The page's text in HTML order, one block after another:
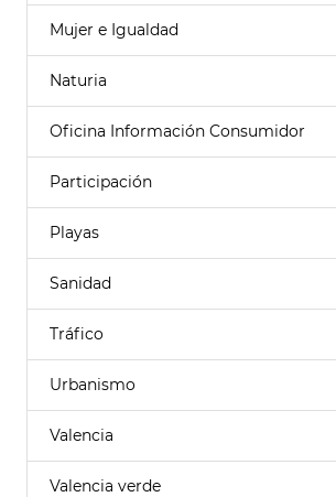
Mujer e Igualdad
Naturia
Oficina Información Consumidor
Participación
Playas
Sanidad
Tráfico
Urbanismo
Valencia
Valencia verde